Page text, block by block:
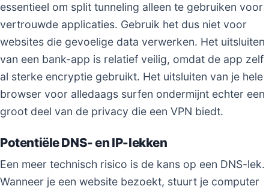
essentieel om split tunneling alleen te gebruiken voor
vertrouwde applicaties. Gebruik het dus niet voor
websites die gevoelige data verwerken. Het uitsluiten
van een bank-app is relatief veilig, omdat de app zelf
al sterke encryptie gebruikt. Het uitsluiten van je hele
browser voor alledaags surfen ondermijnt echter een
groot deel van de privacy die een VPN biedt.
Potentiële DNS- en IP-lekken
Een meer technisch risico is de kans op een DNS-lek.
Wanneer je een website bezoekt, stuurt je computer